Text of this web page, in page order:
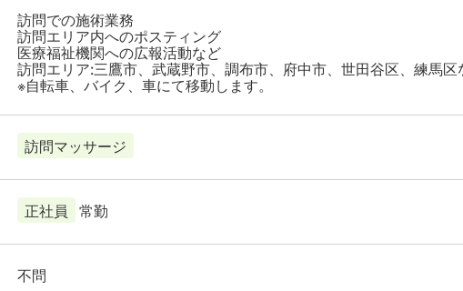
訪問での施術業務
訪問エリア内へのポスティング
医療福祉機関への広報活動など
訪問エリア:三鷹市、武蔵野市、調布市、府中市、世田谷区、練馬区
※自転車、バイク、車にて移動します。
訪問マッサージ
正社員 常勤
不問